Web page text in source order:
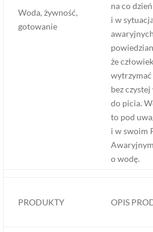
Woda, żywność,
gotowanie
na co dzień
i w
że
wytrzymać
bez
do picia.
to pod
i w swoim
o wodę.
PRODUKTY OPIS